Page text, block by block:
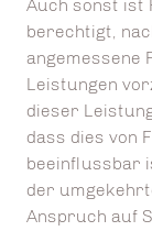
Auch sonst ist
berechtigt,
angemessene
Leistungen
dieser
dass dies von
beeinflussbar
der
Anspruch auf